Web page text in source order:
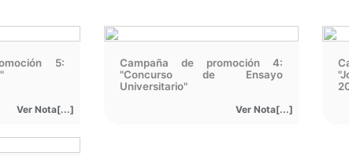
5:
Ver Nota[...]
Campaña de promoción 4:
"Concurso de Ensayo
Universitario"
Ver Nota[...]